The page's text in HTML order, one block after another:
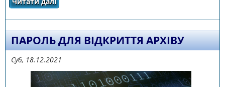
учнівських олімпіад з навчальних предметів
у 2021/2022 навчальному році
ПАРОЛЬ ДЛЯ ВІДКРИТТЯ АРХІВУ
Суб, 18.12.2021